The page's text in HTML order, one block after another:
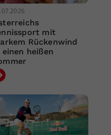
mit
Rückenwind
einen heißen